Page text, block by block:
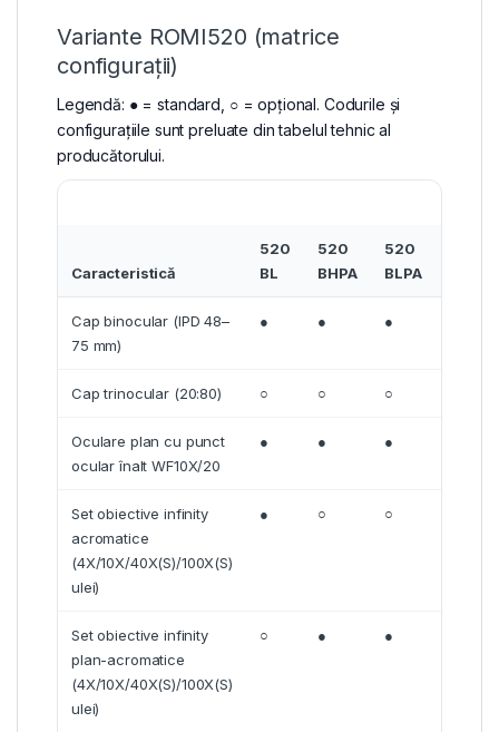
Variante ROMI520 (matrice
configurații)
Legendă: ● = standard, ○ = opțional. Codurile și
configurațiile sunt preluate din tabelul tehnic al
producătorului.
Caracteristică
520
BL
520
BHPA
520
BLPA
Cap binocular (IPD 48–
75 mm)
● ● ●
Cap trinocular (20:80) ○ ○ ○
Oculare plan cu punct
ocular înalt WF10X/20
● ● ●
Set obiective infinity
acromatice
(4X/10X/40X(S)/100X(S)
ulei)
● ○ ○
Set obiective infinity
plan-acromatice
(4X/10X/40X(S)/100X(S)
ulei)
○ ● ●